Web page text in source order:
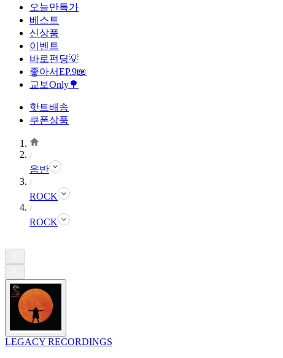
오늘만특가
베스트
신상품
이벤트
바로펀딩💡
좋아서EP.9📖
교보Only🌳
핫트배송
쿠폰상품
음반
ROCK
ROCK
LEGACY RECORDINGS